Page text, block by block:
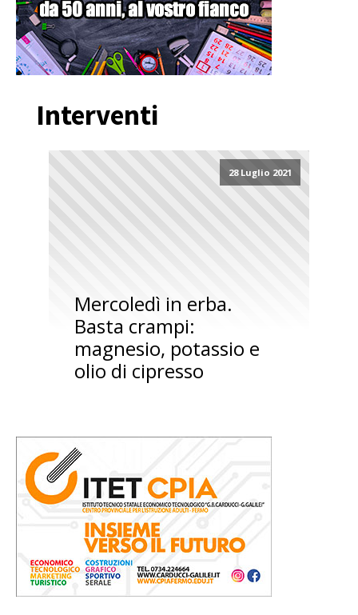
Interventi
28 Luglio 2021
Mercoledì in erba.
Basta crampi:
magnesio, potassio e
olio di cipresso